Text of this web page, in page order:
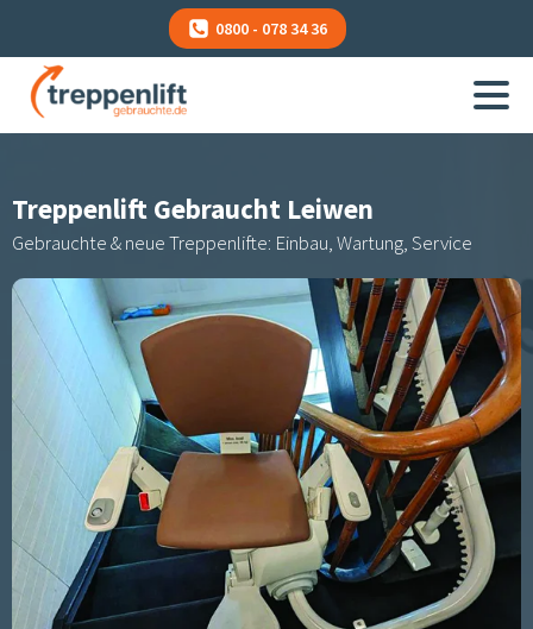
0800 - 078 34 36
Treppenlift Gebraucht Leiwen
Gebrauchte & neue Treppenlifte: Einbau, Wartung, Service